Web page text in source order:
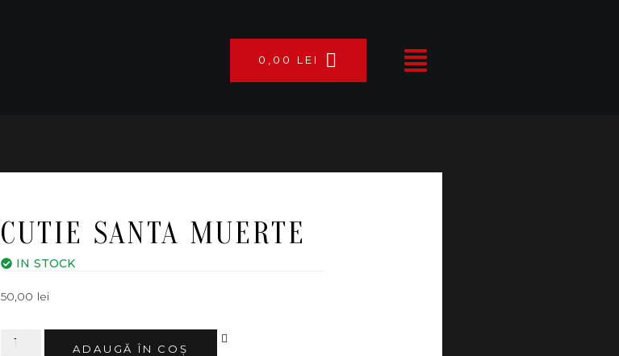
0,00 LEI
CUTIE SANTA MUERTE
IN STOCK
50,00 lei
ADAUGĂ ÎN COȘ